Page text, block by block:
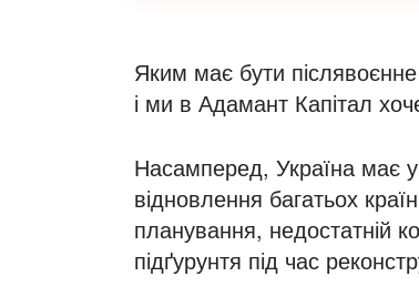
Яким має бути
і ми в Адамант Капітал
Насамперед, Україна має
відновлення багатьох
планування, недостатній
підґурунтя під час